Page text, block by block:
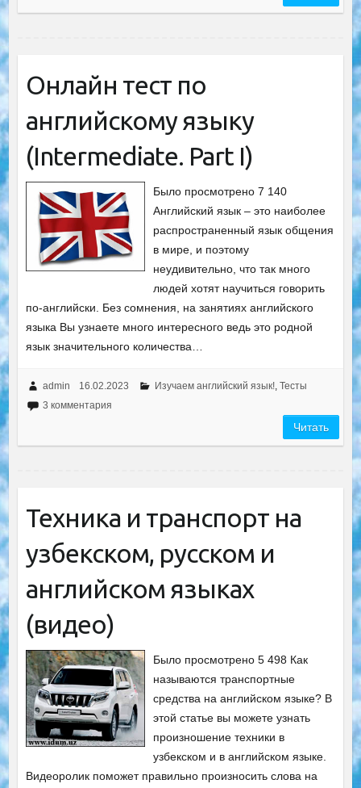
Онлайн тест по
английскому языку
(Intermediate. Part I)
Было просмотрено 7 140
Английский язык – это наиболее
распространенный язык общения
в мире, и поэтому
неудивительно, что так много
людей хотят научиться говорить
по-английски. Без сомнения, на занятиях английского
языка Вы узнаете много интересного ведь это родной
язык значительного количества…
admin 16.02.2023 Изучаем английский язык!, Тесты
3 комментария
Читать
Техника и транспорт на
узбекском, русском и
английском языках
(видео)
Было просмотрено 5 498 Как
называются транспортные
средства на английском языке? В
этой статье вы можете узнать
произношение техники в
узбекском и в английском языке.
Видеоролик поможет правильно произносить слова на